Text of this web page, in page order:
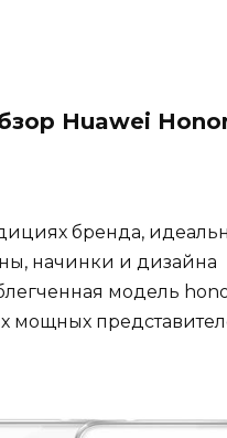
Huawei
бренда,
начинки и дизайна
модель
мощных